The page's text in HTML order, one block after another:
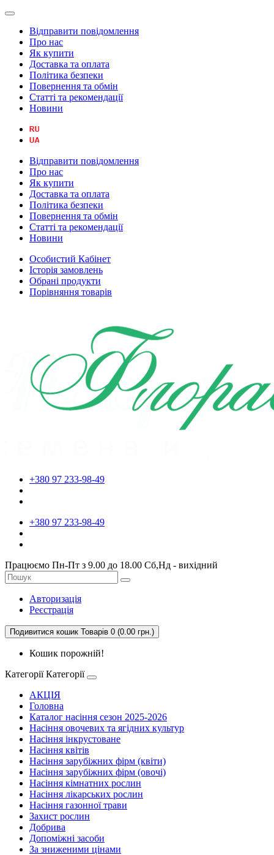
Відправити повідомлення
Про нас
Як купити
Доставка та оплата
Політика безпеки
Повернення та обмін
Статті та рекомендації
Новини
Відправити повідомлення
Про нас
Як купити
Доставка та оплата
Політика безпеки
Повернення та обмін
Статті та рекомендації
Новини
Особистий Кабінет
Історія замовлень
Обрані продукти
Порівняння товарів
+380 97 233-98-49
+380 97 233-98-49
Працюємо Пн-Пт з 9.00 до 18.00 Сб,Нд - вихідний
Авторизація
Реєстрація
Подивитися кошик Товарів 0 (0.00 грн.)
Кошик порожній!
Категорії Категорії
АКЦІЯ
Головна
Каталог насіння сезон 2025-2026
Насіння овочевих та ягідних культур
Насіння інкрустоване
Насіння квітів
Насіння зарубіжних фірм (квіти)
Насіння зарубіжних фірм (овочі)
Насіння кімнатних рослин
Насіння лікарських рослин
Насіння газонної трави
Захист рослин
Добрива
Допоміжні засоби
За зниженими цінами